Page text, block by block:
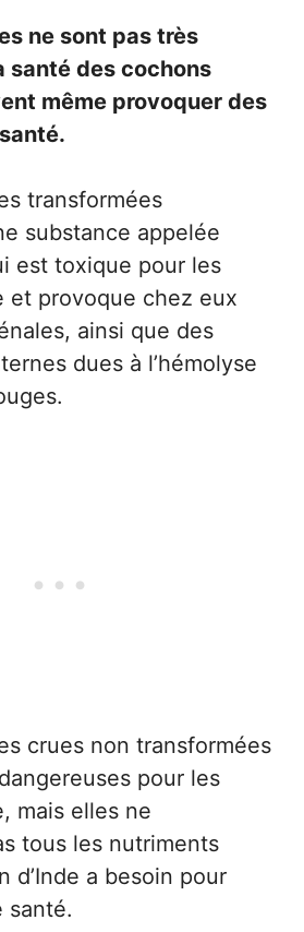
ne sont pas très
santé des cochons
même provoquer des
transformées
substance appelée
est toxique pour les
et provoque chez eux
ainsi que des
dues à l’hémolyse
crues non transformées
pour les
mais elles ne
tous les nutriments
d’Inde a besoin pour
santé.